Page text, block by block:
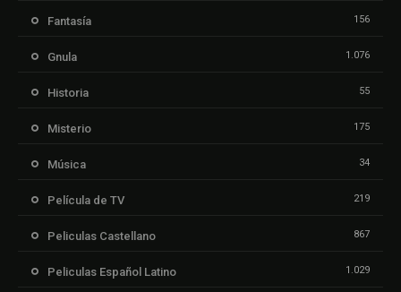
Fantasía 156
Gnula 1.076
Historia 55
Misterio 175
Música 34
Película de TV 219
Peliculas Castellano 867
Peliculas Español Latino 1.029